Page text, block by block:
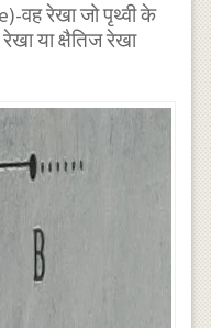
वह रेखा जो पृथ्वी के
या क्षैतिज रेखा